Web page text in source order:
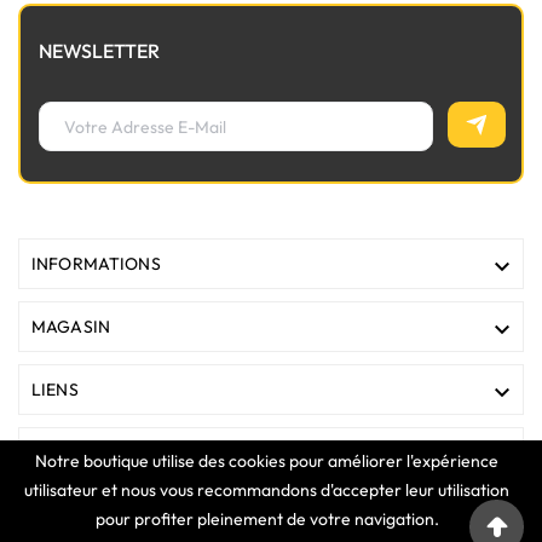
Notre boutique utilise des cookies pour améliorer l'expérience
utilisateur et nous vous recommandons d'accepter leur utilisation
pour profiter pleinement de votre navigation.
NEWSLETTER
INFORMATIONS 
MAGASIN 
LIENS 
VOTRE COMPTE 